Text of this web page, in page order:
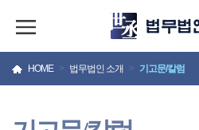
HOME > 법무법인 소개 > 기고문/칼럼